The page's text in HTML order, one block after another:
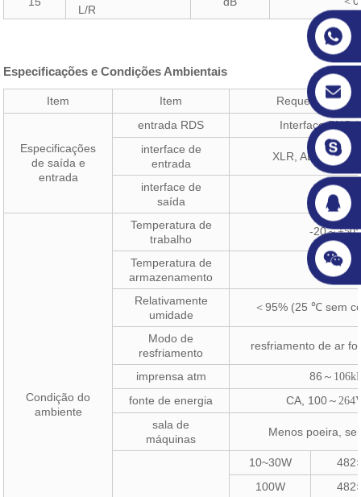
L/R
Especificações e Condições Ambientais
Item Item Requerimentos
Especificações
de saída e
entrada
entrada RDS
Interface BNC
interface de
entrada
XLR, AES/EBU
interface de
saída
L29-50K
Condição do
ambiente
Temperatura de
trabalho
-20～
Temperatura de
armazenamento
-30 ～
Relativamente
umidade
＜ 95% (25 ℃ sem
Modo de
resfriamento
resfriamento de ar
imprensa atm 86 ～
fonte de energia CA, 100～
sala de
máquinas
Menos poeira,
10~30W
100W